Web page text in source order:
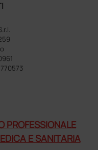
PROFESSIONALE
E SANITARIA